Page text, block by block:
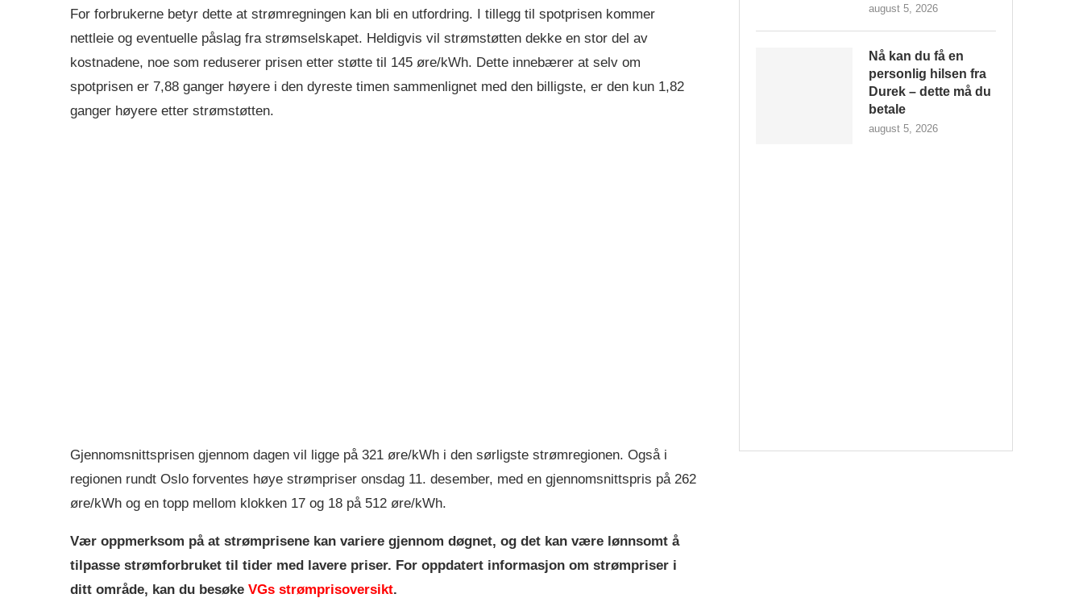
For forbrukerne betyr dette at strømregningen kan bli en utfordring. I tillegg til spotprisen kommer
nettleie og eventuelle påslag fra strømselskapet. Heldigvis vil strømstøtten dekke en stor del av
kostnadene, noe som reduserer prisen etter støtte til 145 øre/kWh. Dette innebærer at selv om
spotprisen er 7,88 ganger høyere i den dyreste timen sammenlignet med den billigste, er den kun 1,82
ganger høyere etter strømstøtten.
Gjennomsnittsprisen gjennom dagen vil ligge på 321 øre/kWh i den sørligste strømregionen. Også i
regionen rundt Oslo forventes høye strømpriser onsdag 11. desember, med en gjennomsnittspris på 262
øre/kWh og en topp mellom klokken 17 og 18 på 512 øre/kWh.
Vær oppmerksom på at strømprisene kan variere gjennom døgnet, og det kan være lønnsomt å
tilpasse strømforbruket til tider med lavere priser. For oppdatert informasjon om strømpriser i
ditt område, kan du besøke VGs strømprisoversikt.
august 5, 2026
Nå kan du få en
personlig hilsen fra
Durek – dette må du
betale
august 5, 2026